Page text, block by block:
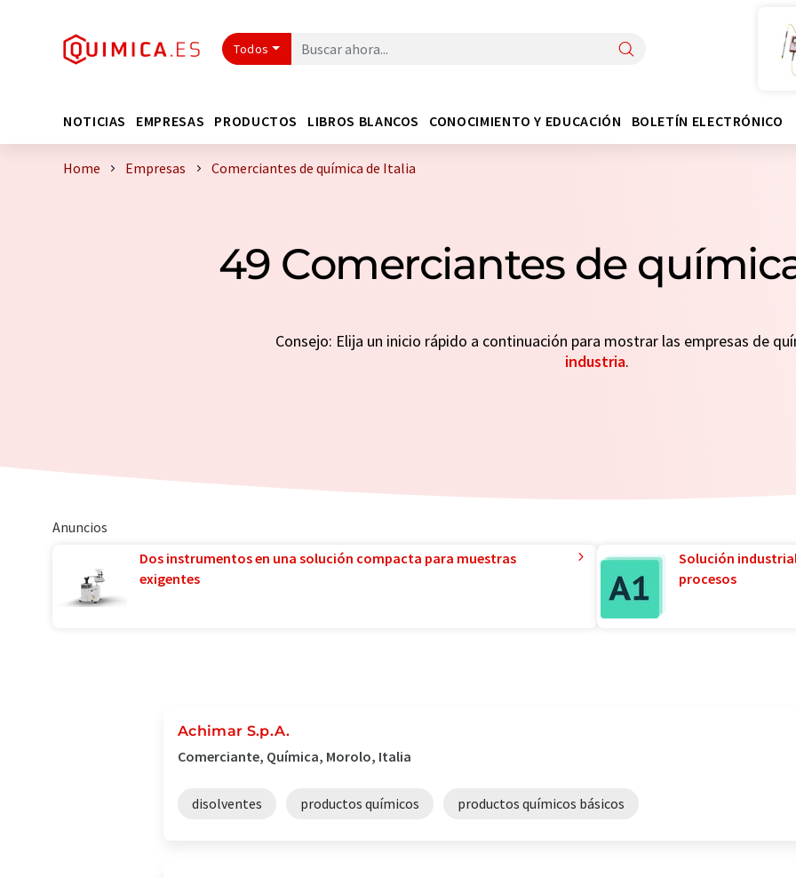
Todos
NOTICIAS EMPRESAS PRODUCTOS LIBROS BLANCOS CONOCIMIENTO Y EDUCACIÓN BOLETÍN ELECTRÓNICO
Home Empresas Comerciantes de química de Italia
49 Comerciantes de
Consejo: Elija un inicio rápido a continuación para mostrar las empresas de
industria.
Anuncios
Dos instrumentos en una solución compacta para muestras
exigentes
Solución
procesos
Achimar S.p.A.
Comerciante, Química, Morolo, Italia
disolventes productos químicos productos químicos básicos